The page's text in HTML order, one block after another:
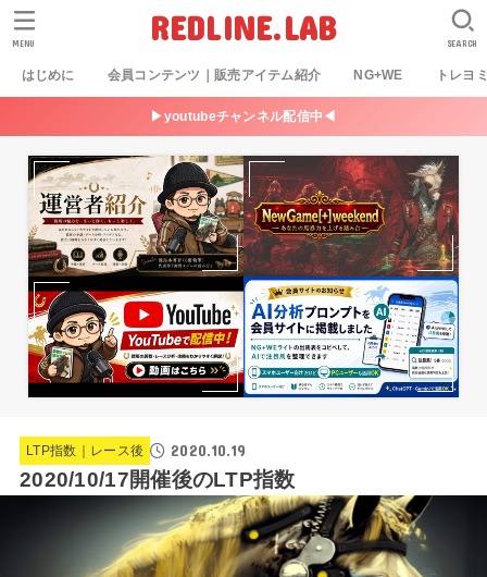
REDLINE.LAB
はじめに 会員コンテンツ｜販売アイテム紹介 NG+WE トレヨ
SEARCH
MENU
▶youtubeチャンネル配信中◀
LTP指数｜レース後 2020.10.19
2020/10/17開催後のLTP指数